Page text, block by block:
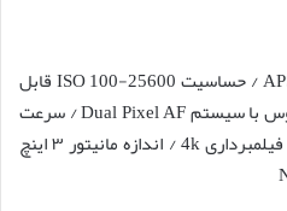
24 مگاپیکسل اندازه / حسگر APS-C / حساسیت 25600-100 ISO قابل
گسترش تا 51200 / 45 نقطه فوکوس با سیستم Dual Pixel AF / سرعت
عکاسی پیاپی 7.5 فریم در ثانیه / فیلمبرداری 4k / اندازه مانیتور ۳ اینچ